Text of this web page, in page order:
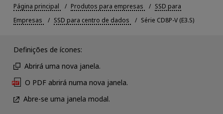
Página principal Produtos para empresas
SSD para
Empresas
SSD para centro de dados Série CD8P-V (E3.S)
Definições de ícones:
Abrirá uma nova janela.
O PDF abrirá numa nova janela.
Abre-se uma janela modal.